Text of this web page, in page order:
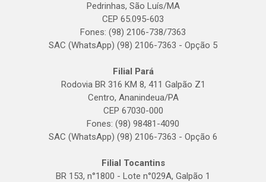
Pedrinhas, São Luís/MA
CEP 65.095-603
Fones: (98) 2106-738/7363
SAC (WhatsApp) (98) 2106-7363 - Opção 5
Filial Pará
Rodovia BR 316 KM 8, 411 Galpão Z1
Centro, Ananindeua/PA
CEP 67030-000
Fones: (98) 98481-4090
SAC (WhatsApp) (98) 2106-7363 - Opção 6
Filial Tocantins
BR 153, n°1800 - Lote n°029A, Galpão 1